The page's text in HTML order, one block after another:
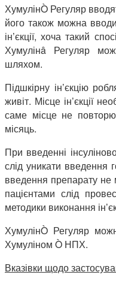
ХумулінÒ Регуляр
його також можна
ін’єкції, хоча такий
Хумулінâ Регуляр
шляхом.
Підшкірну ін’єкцію
живіт. Місце ін’єкції
саме місце не
місяць.
При введенні
слід уникати введення
введення препарату не
пацієнтами слід
методики виконання
ХумулінÒ Регуляр
Хумуліном Ò НПХ.
Вказівки щодо